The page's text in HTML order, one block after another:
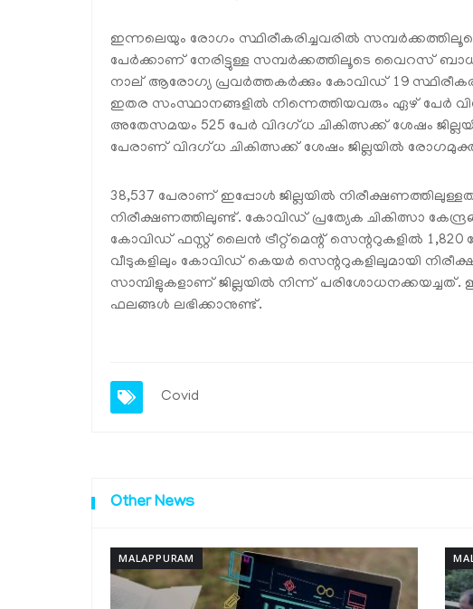
ഇന്നലെയും രോഗം സ്ഥിരീകരിച്ചവരില്‍
പേര്‍ക്കാണ് നേരിട്ടുള്ള സമ്പര്‍ക്കത്തിലൂടെ വൈറസ്
നാല് ആരോഗ്യ പ്രവര്‍ത്തകര്‍ക്കും കോവിഡ് 19
ഇതര സംസ്ഥാനങ്ങളില്‍ നിന്നെത്തിയവരും ഏഴ് പേര്‍
അതേസമയം 525 പേര്‍ വിദഗ്ധ ചികിത്സക്ക് ശേഷം
പേരാണ് വിദഗ്ധ ചികിത്സക്ക് ശേഷം ജില്ലയില്‍
38,537 പേരാണ് ഇപ്പോള്‍ ജില്ലയില്‍ നിരീക്ഷണത്തിലുള്ളത്.
നിരീക്ഷണത്തിലുണ്ട്. കോവിഡ് പ്രത്യേക ചികിത്സാ
കോവിഡ് ഫസ്റ്റ് ലൈന്‍ ട്രീറ്റ്‌മെന്റ് സെന്ററുകളില്‍
വീടുകളിലും കോവിഡ് കെയര്‍ സെന്ററുകളിലുമായി
സാമ്പിളുകളാണ് ജില്ലയില്‍ നിന്ന് പരിശോധനക്കയച്ചത്.
ഫലങ്ങള്‍ ലഭിക്കാനുണ്ട്.
Covid
Other News
MALAPPURAM